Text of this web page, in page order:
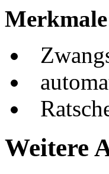
Weitere